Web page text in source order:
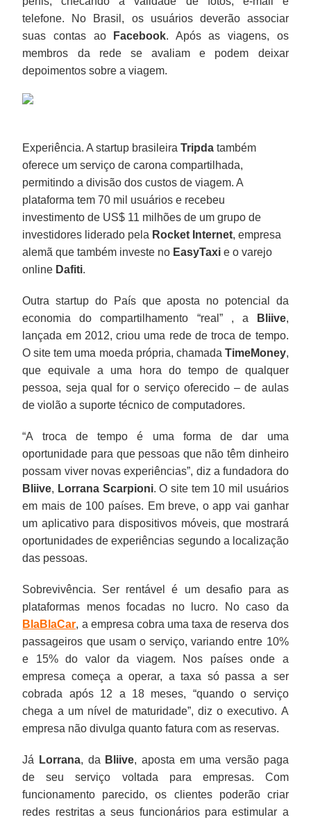
telefone. No Brasil, os usuários deverão associar
suas contas ao
Facebook. Após as viagens, os
membros da rede se avaliam e podem deixar
depoimentos sobre a viagem.
Experiência. A startup brasileiraTripda também
oferece um serviço de carona compartilhada,
permitindo a divisão dos custos de viagem. A
plataforma tem 70 mil usuários e recebeu
investimento de US$ 11 milhões de um grupo de
investidores liderado pela Rocket Internet, empresa
alemã que também investe no EasyTaxi e o varejo
online Dafiti.
Outra startup do País que aposta no potencial da
economia do compartilhamento “real” , a Bliive,
lançada em 2012, criou uma rede de troca de tempo.
O site tem uma moeda própria, chamada TimeMoney,
que equivale a uma hora do tempo de qualquer
pessoa, seja qual for o serviço oferecido – de aulas
de violão a suporte técnico de computadores.
“A troca de tempo é uma forma de dar uma
oportunidade para que pessoas que não têm dinheiro
possam viver novas experiências”, diz a fundadora do
Bliive, Lorrana Scarpioni. O site tem 10 mil usuários
em mais de 100 países. Em breve, o app vai ganhar
um aplicativo para dispositivos móveis, que mostrará
oportunidades de experiências segundo a localização
das pessoas.
Sobrevivência. Ser rentável é um desafio para as
plataformas menos focadas no lucro. No caso da
BlaBlaCar, a empresa cobra uma taxa de reserva dos
passageiros que usam o serviço, variando entre 10%
e 15% do valor da viagem. Nos países onde a
empresa começa a operar, a taxa só passa a ser
cobrada após 12 a 18 meses, “quando o serviço
chega a um nível de maturidade”, diz o executivo. A
empresa não divulga quanto fatura com as reservas.
Já Lorrana, da Bliive, aposta em uma versão paga
de seu serviço voltada para empresas. Com
funcionamento parecido, os clientes poderão criar
redes restritas a seus funcionários para estimular a